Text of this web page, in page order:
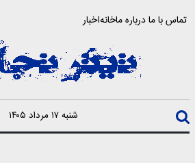
تماس با مادرباره ماخانهاخبار
شنبه ۱۷ مرداد ۱۴۰۵